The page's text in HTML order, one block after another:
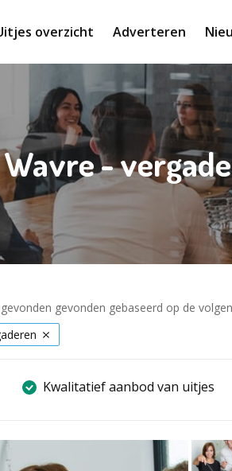
overzicht Adverteren
-
gevonden gebaseerd op de
Kwalitatief aanbod van uitjes